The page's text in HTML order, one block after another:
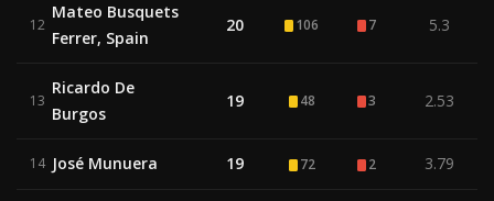
12
Mateo Busquets
Ferrer, Spain
20 106 7 5.3
13
Ricardo De
Burgos
19 48 3 2.53
14 José Munuera 19 72 2 3.79